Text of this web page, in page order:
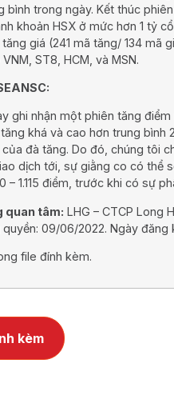
bình trong ngày. Kết thúc
khoản HSX ở mức hơn 1 tỷ
giá (241 mã tăng/ 134 mã
ST8, HCM, và MSN.
ghi nhận một phiên tăng
khá và cao hơn trung
đà tăng. Do đó, chúng tôi
dịch tới, sự giằng co có thể
– 1.115 điểm, trước khi có sự
quan tâm: LHG – CTCP Long
09/06/2022. Ngày đăng
file đính kèm.
kèm